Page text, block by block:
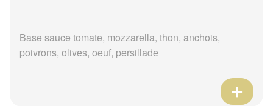
Base sauce tomate, mozzarella, thon, anchois,
poivrons, olives, oeuf, persillade